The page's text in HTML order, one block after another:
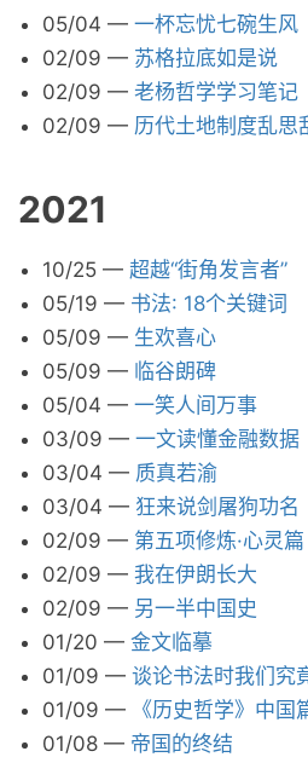
05/04 — 一杯忘忧七碗生风
02/09 — 苏格拉底如是说
02/09 — 老杨哲学学习笔记
02/09 — 历代土地制度乱思
2021
10/25 — 超越“街角发言者”
05/19 — 书法: 18个关键词
05/09 — 生欢喜心
05/09 — 临谷朗碑
05/04 — 一笑人间万事
03/09 — 一文读懂金融数据
03/04 — 质真若渝
03/04 — 狂来说剑屠狗功名
02/09 — 第五项修炼·心灵篇
02/09 — 我在伊朗长大
02/09 — 另一半中国史
01/20 — 金文临摹
01/09 — 谈论书法时我们究
01/09 —
《历史哲学》中国
01/08 — 帝国的终结